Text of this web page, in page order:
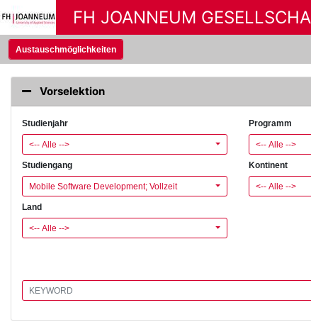
FH JOANNEUM
Austauschmöglichkeiten
Vorselektion
Studienjahr
<-- Alle -->
Programm
<-- Alle -->
Studiengang
Mobile Software Development; Vollzeit
Kontinent
<-- Alle -->
Land
<-- Alle -->